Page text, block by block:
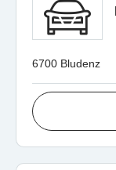
6700 Bludenz